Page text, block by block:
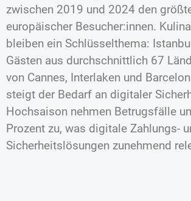
zwischen 2019 und 2024 den
europäischer Besucher:innen.
bleiben ein Schlüsselthema:
Gästen aus durchschnittlich 67
von Cannes, Interlaken und
steigt der Bedarf an digitaler
Hochsaison nehmen Betrugsfälle
Prozent zu, was digitale Zahlungs-
Sicherheitslösungen zunehmend